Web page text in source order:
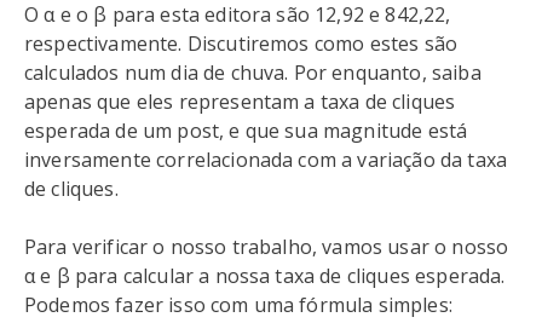
O α e o β para esta editora são 12,92 e 842,22,
respectivamente. Discutiremos como estes são
calculados num dia de chuva. Por enquanto, saiba
apenas que eles representam a taxa de cliques
esperada de um post, e que sua magnitude está
inversamente correlacionada com a variação da taxa
de cliques.
Para verificar o nosso trabalho, vamos usar o nosso
α e β para calcular a nossa taxa de cliques esperada.
Podemos fazer isso com uma fórmula simples: